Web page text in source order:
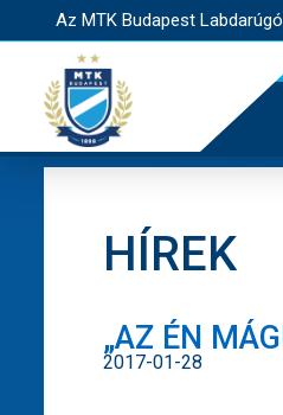
Az MTK Budapest
HÍREK
„AZ ÉN
2017-01-28